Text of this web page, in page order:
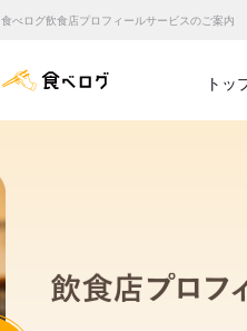
食べログ飲食店プロフィールサービスのご案内
食べログ店舗管理
トッ